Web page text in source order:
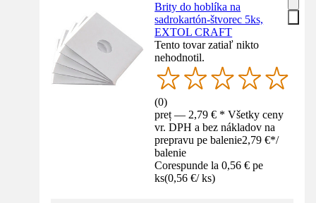
Brity do hoblíka na
sadrokartón-štvorec 5ks,
EXTOL CRAFT
Tento tovar zatiaľ nikto
nehodnotil.
(0)
preț — 2,79 € * Všetky ceny
vr. DPH a bez nákladov na
prepravu pe balenie2,79 €*/
balenie
Corespunde la 0,56 € pe
ks(0,56 €/ ks)